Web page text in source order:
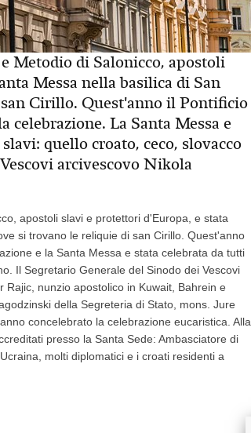
Metodio di Salonicco, apostoli
Messa nella basilica di San
Cirillo. Quest'anno il Pontificio
celebrazione. La Santa Messa e
quello croato, ceco, slovacco
arcivescovo Nikola
apostoli slavi e protettori d'Europa, e stata
si trovano le reliquie di san Cirillo. Quest'anno
e la Santa Messa e stata celebrata da tutti
Il Segretario Generale del Sinodo dei Vescovi
nunzio apostolico in Kuwait, Bahrein e
della Segreteria di Stato, mons. Jure
concelebrato la celebrazione eucaristica. Alla
presso la Santa Sede: Ambasciatore di
molti diplomatici e i croati residenti a